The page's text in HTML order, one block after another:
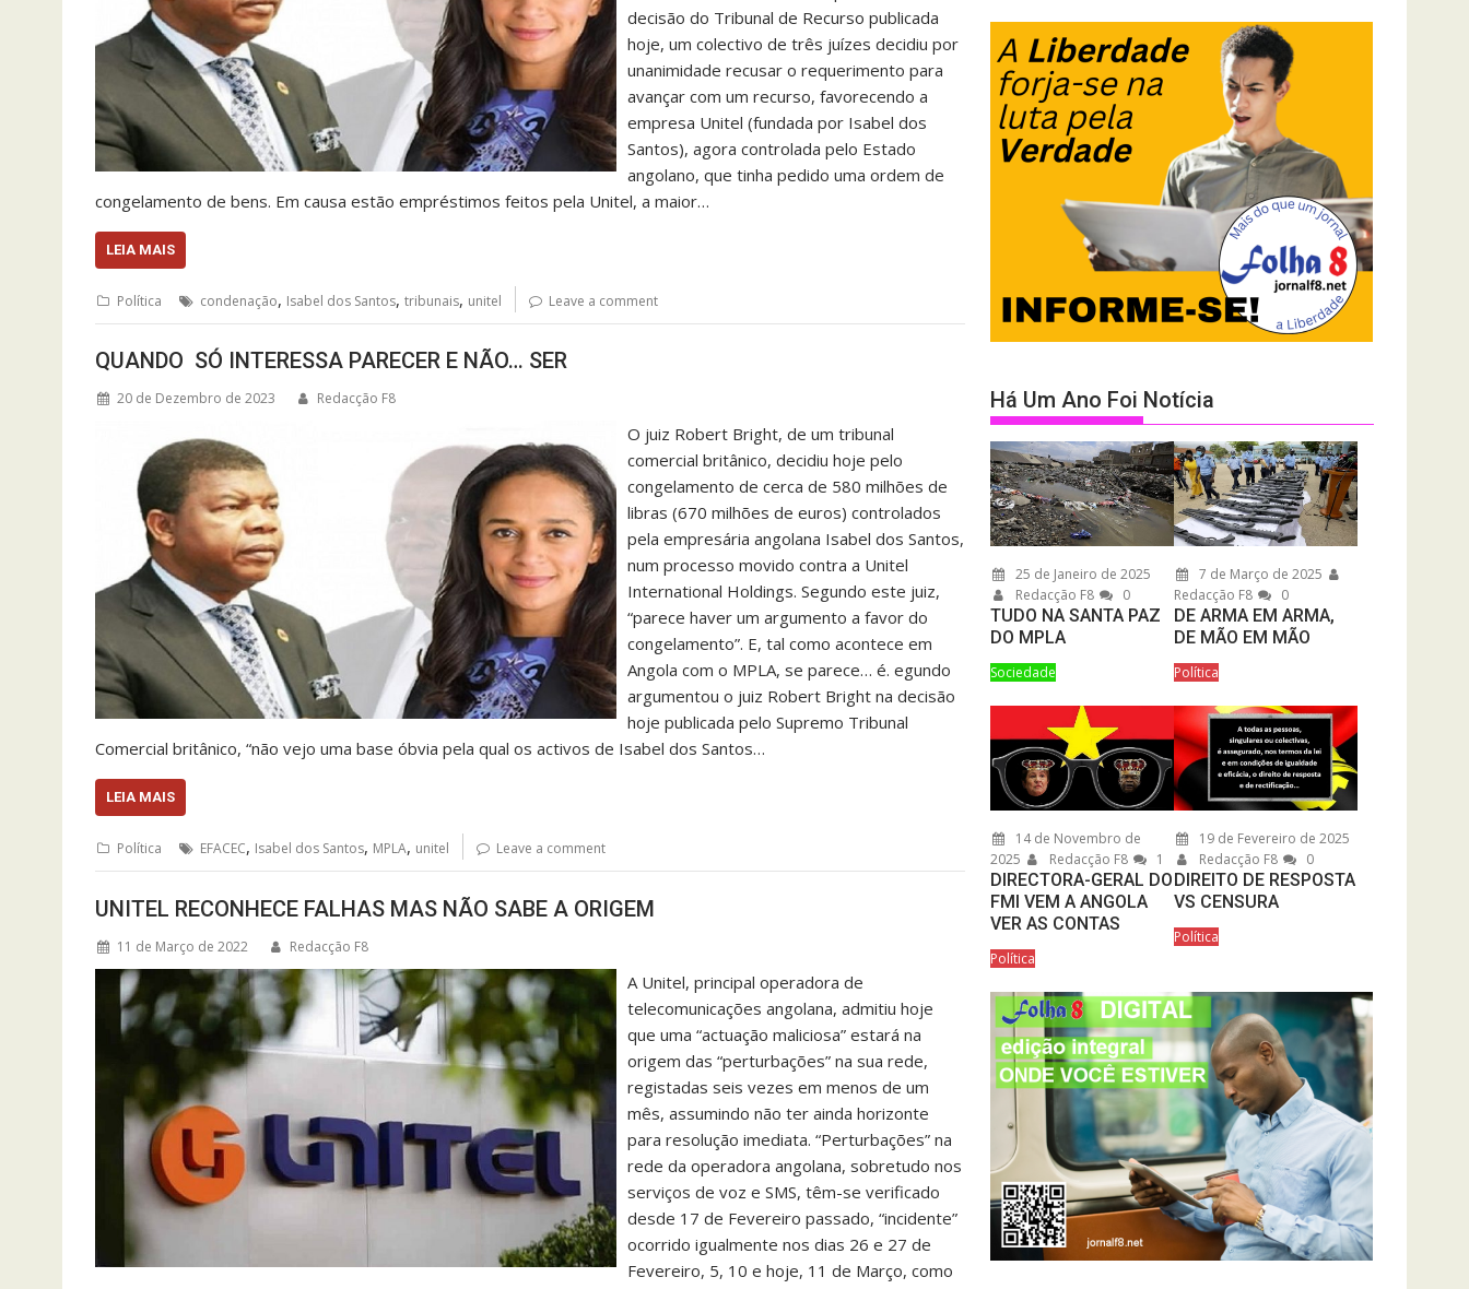
decisão do Tribunal de Recurso publicada
hoje, um colectivo de três juízes decidiu por
unanimidade recusar o requerimento para
avançar com um recurso, favorecendo a
empresa Unitel (fundada por Isabel dos
Santos), agora controlada pelo Estado
angolano, que tinha pedido uma ordem de
congelamento de bens. Em causa estão empréstimos feitos pela Unitel, a maior…
LEIA MAIS
Política condenação, Isabel dos Santos, tribunais, unitel Leave a comment
QUANDO SÓ INTERESSA PARECER E NÃO… SER
20 de Dezembro de 2023 Redacção F8
O juiz Robert Bright, de um tribunal
comercial britânico, decidiu hoje pelo
congelamento de cerca de 580 milhões de
libras (670 milhões de euros) controlados
pela empresária angolana Isabel dos Santos,
num processo movido contra a Unitel
International Holdings. Segundo este juiz,
“parece haver um argumento a favor do
congelamento”. E, tal como acontece em
Angola com o MPLA, se parece… é. egundo
argumentou o juiz Robert Bright na decisão
hoje publicada pelo Supremo Tribunal
Comercial britânico, “não vejo uma base óbvia pela qual os activos de Isabel dos Santos…
LEIA MAIS
Política EFACEC, Isabel dos Santos, MPLA, unitel Leave a comment
UNITEL RECONHECE FALHAS MAS NÃO SABE A ORIGEM
11 de Março de 2022 Redacção F8
A Unitel, principal operadora de
telecomunicações angolana, admitiu hoje
que uma “actuação maliciosa” estará na
origem das “perturbações” na sua rede,
registadas seis vezes em menos de um
mês, assumindo não ter ainda horizonte
para resolução imediata. “Perturbações” na
rede da operadora angolana, sobretudo nos
serviços de voz e SMS, têm-se verificado
desde 17 de Fevereiro passado, “incidente”
ocorrido igualmente nos dias 26 e 27 de
Fevereiro, 5, 10 e hoje, 11 de Março, como
Há Um Ano Foi Notícia
25 de Janeiro de 2025
Redacção F8
0
TUDO NA SANTA PAZ
DO MPLA
Sociedade
7 de Março de 2025
Redacção F8
0
DE ARMA EM ARMA,
DE MÃO EM MÃO
Política
14 de Novembro de
2025
Redacção F8 1
DIRECTORA-GERAL DO
FMI VEM A ANGOLA
VER AS CONTAS
Política
19 de Fevereiro de 2025
Redacção F8
0
DIREITO DE RESPOSTA
VS CENSURA
Política